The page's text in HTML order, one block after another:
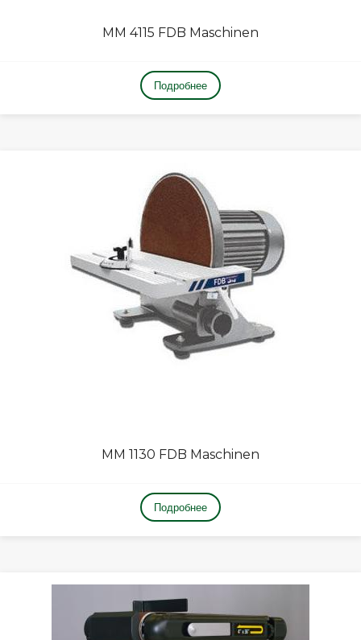
MM 4115 FDB Maschinen
Подробнее
MM 1130 FDB Maschinen
Подробнее